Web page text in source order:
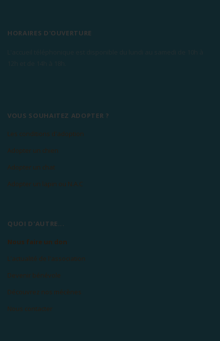
HORAIRES D'OUVERTURE
VOUS SOUHAITEZ ADOPTER ?
Les conditions d'adoption
Adopter un chien
Adopter un chat
Adopter un lapin ou N.A.C
QUOI D'AUTRE...
Nous faire un don
L'actualité de l'association
Devenir bénévole
Découvrez nos mécènes
Nous contacter